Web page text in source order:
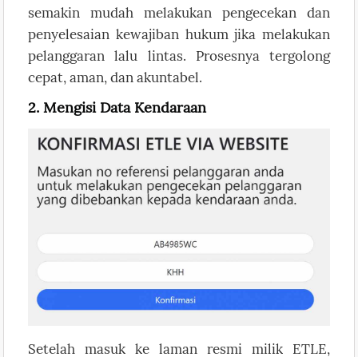
semakin mudah melakukan pengecekan dan
penyelesaian kewajiban hukum jika melakukan
pelanggaran lalu lintas. Prosesnya tergolong
cepat, aman, dan akuntabel.
2. Mengisi Data Kendaraan
Setelah masuk ke laman resmi milik ETLE,